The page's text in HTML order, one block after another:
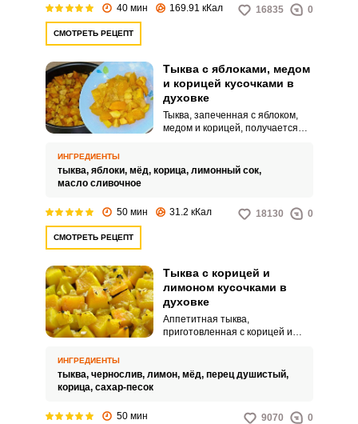
40 мин 169.91 кКал 16835 0
СМОТРЕТЬ РЕЦЕПТ
Тыква с яблоками, медом
и корицей кусочками в
духовке
Тыква, запеченная с яблоком,
медом и корицей, получается
приготовлении десерт, порадует
для всей семьи!
ИНГРЕДИЕНТЫ
тыква, яблоки, мёд, корица, лимонный сок,
масло сливочное
50 мин 31.2 кКал 18130 0
СМОТРЕТЬ РЕЦЕПТ
Тыква с корицей и
лимоном кусочками в
духовке
Аппетитная тыква,
приготовленная с корицей и
ароматная, сладкое и полезное
ИНГРЕДИЕНТЫ
тыква, чернослив, лимон, мёд, перец душистый,
корица, сахар-песок
50 мин 9070 0